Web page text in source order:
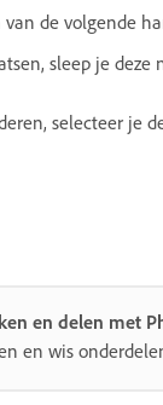
de volgende
sleep je deze
selecteer je
en delen met
en wis